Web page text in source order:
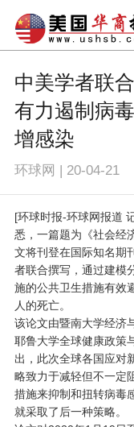
中美学者联
有力遏制病
增感染
环球网 | 20-04-21
[环球时报-环球网报道
悉，一篇题为《社会经
文将刊登在国际知名期
者联合撰写，通过建模
施的公共卫生措施有效
人的死亡。
该论文由暨南大学经济
耶鲁大学全球健康政策
出，此次全球各国应对
略致力于减轻但不一定
措施来抑制和扭转病毒
就采取了后一种策略。